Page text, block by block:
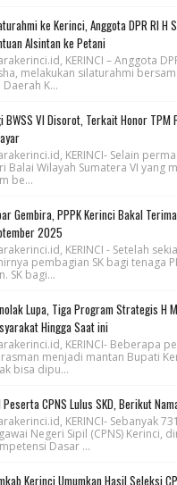
ke Kerinci, Anggota DPR RI H
Alsintan ke Petani
KERINCI – Anggota
melakukan silaturahmi
K...
BWSS VI Disorot, Terkait Honor TPM
KERINCI- Selain
Balai Wilayah Sumatera VI yang
be...
Gembira, PPPK Kerinci Bakal
2025
KERINCI - Setelah
pembagian SK bagi tenaga
SK bagi...
Lupa, Tiga Program Strategis H
Hingga Saat ini
KERINCI- Beberapa
menjadi mantan Bupati
bisa dipu...
Peserta CPNS Lulus SKD, Berikut
KERINCI- Sebanyak
Negeri Sipil (CPNS) Kerinci,
Dasar ...
Kerinci Umumkan Hasil Seleksi